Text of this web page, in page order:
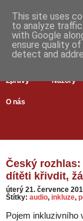
Zprávy Názory
O nás
Český
dítěti křivdit,
úterý 21. července
Štítky: audio, inkluze,
Pojem inkluzivního
This site uses
to analyze
with Google
ensure quality
detect and